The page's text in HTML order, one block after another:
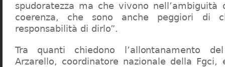
spudoratezza ma che vivono nell’ambiguità
coerenza, che sono anche peggiori di
responsabilità di dirlo”.
Tra quanti chiedono l’allontanamento
Arzarello, coordinatore nazionale della